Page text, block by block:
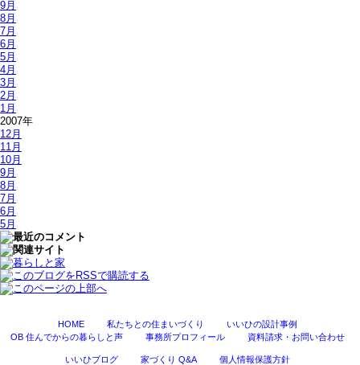
9月
8月
7月
6月
5月
4月
3月
2月
1月
2007年
12月
11月
10月
9月
8月
7月
6月
5月
HOME 私たちとの住まいづくり
いいひの設計事例
OB 住んでからの暮らしと声
事務所プロフィール 資料請求・お問い合わせ
いいひブログ 家づくり Q&A 個人情報保護方針